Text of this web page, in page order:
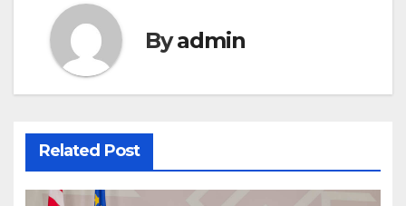
Byadmin
Related Post